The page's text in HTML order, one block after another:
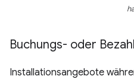
Buchungs- oder
Installationsangebote